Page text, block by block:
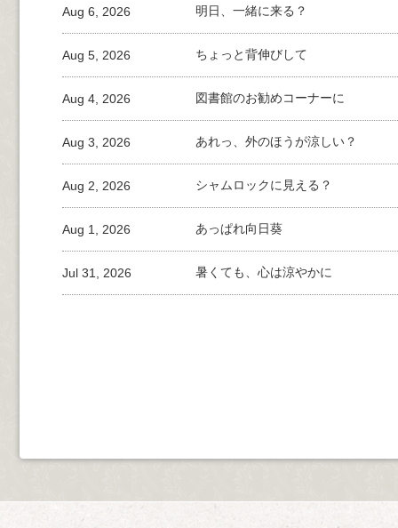
明日、一緒に来る？
Aug 6, 2026
ちょっと背伸びして
Aug 5, 2026
図書館のお勧めコーナーに
Aug 4, 2026
あれっ、外のほうが涼しい？
Aug 3, 2026
シャムロックに見える？
Aug 2, 2026
あっぱれ向日葵
Aug 1, 2026
暑くても、心は涼やかに
Jul 31, 2026